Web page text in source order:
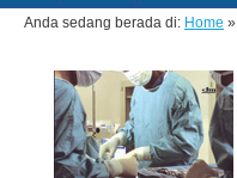
Anda sedang berada di: Home »